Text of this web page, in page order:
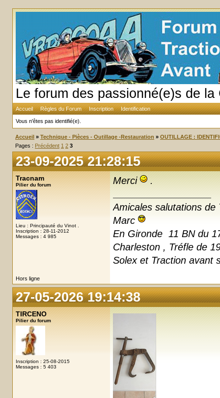
Le forum des passionné(e)s de
Accueil Règles du Forum Inscription Identification
Vous n'êtes pas identifié(e).
Accueil » Technique - Pièces - Outillage -Restauration » OUTILLAGE :
Pages : Précédent 1 2 3
23-09-2025 21:28:15
Tracnam
Pilier du forum
Lieu : Principauté du Vinot .
Inscription : 28-11-2012
Messages : 4 985
Merci .
Amicales salutations de
Marc
En Gironde 11 BN du
Charleston , Tréfle de
Solex et Traction avant
Hors ligne
27-05-2026 19:14:38
TIRCENO
Pilier du forum
Inscription : 25-08-2015
Messages : 5 403